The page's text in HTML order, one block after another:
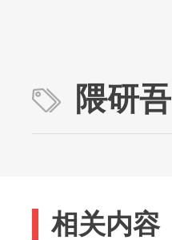
隈研吾
相关内容